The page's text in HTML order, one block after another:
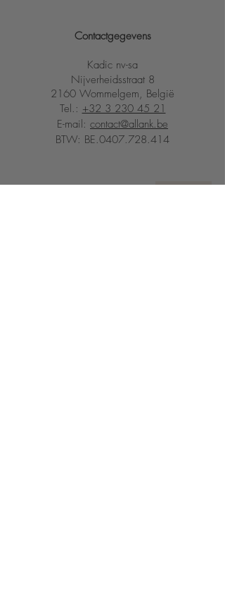
Contactgegevens
Kadic nv-sa
Nijverheidsstraat 8
2160 Wommelgem, België
Tel.: +32 3 230 45 21
E-mail: contact@allank.be
BTW: BE.0407.728.414